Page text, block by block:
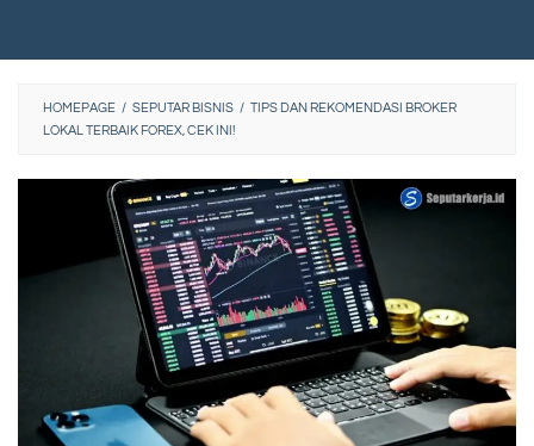
HOMEPAGE / SEPUTAR BISNIS / TIPS DAN REKOMENDASI BROKER
LOKAL TERBAIK FOREX, CEK INI!